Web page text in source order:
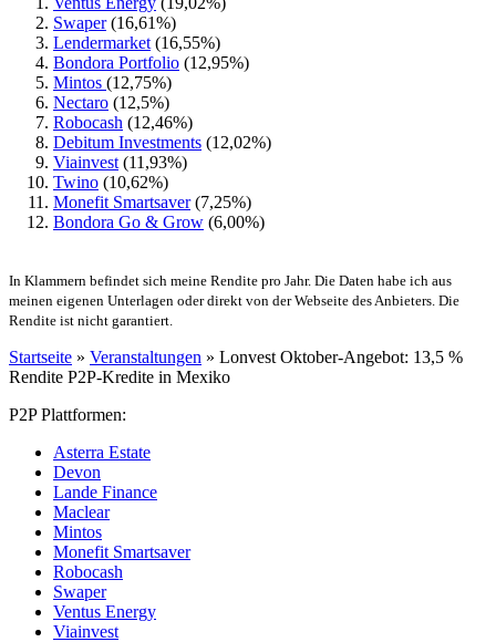
Swaper(16,61%)
Lendermarket (16,55%)
Bondora Portfolio (12,95%)
Mintos (12,75%)
Nectaro (12,5%)
Robocash (12,46%)
Debitum Investments (12,02%)
Viainvest (11,93%)
Twino (10,62%)
Monefit Smartsaver(7,25%)
Bondora Go & Grow (6,00%)
In Klammern befindet sich meine Rendite pro Jahr. Die Daten habe ich aus
meinen eigenen Unterlagen oder direkt von der Webseite des Anbieters. Die
Rendite ist nicht garantiert.
Startseite » Veranstaltungen » Lonvest Oktober-Angebot: 13,5 %
Rendite P2P-Kredite in Mexiko
P2P Plattformen:
Asterra Estate
Devon
Lande Finance
Maclear
Mintos
Monefit Smartsaver
Robocash
Swaper
Ventus Energy
Viainvest